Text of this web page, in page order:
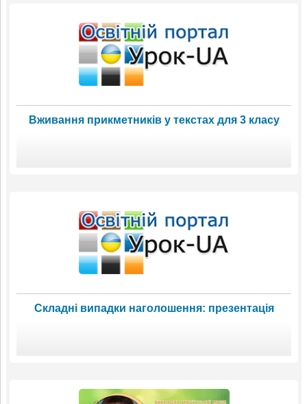
Вживання прикметників у текстах для 3 класу
Складні випадки наголошення: презентація